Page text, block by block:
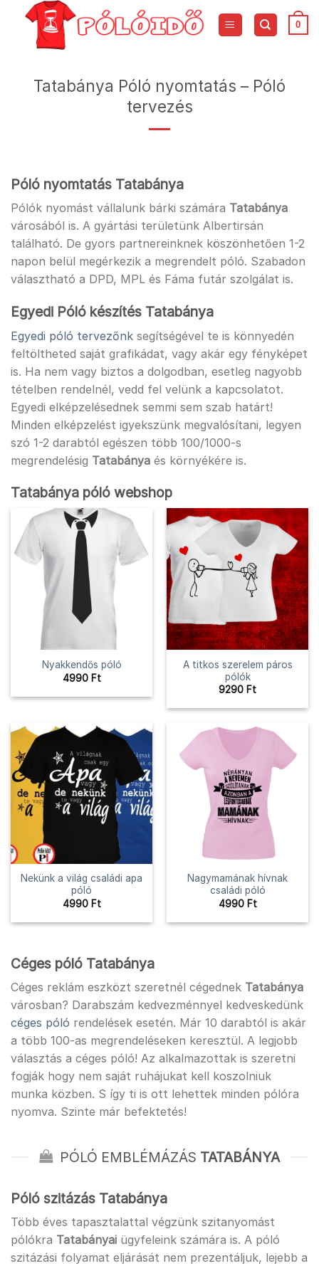
content
0
Tatabánya Póló nyomtatás – Póló
tervezés
Póló nyomtatás Tatabánya
Pólók nyomást vállalunk bárki számára Tatabánya
városából is. A gyártási területünk Albertirsán
található. De gyors partnereinknek köszönhetően 1-2
napon belül megérkezik a megrendelt póló. Szabadon
választható a DPD, MPL és Fáma futár szolgálat is.
Egyedi Póló készítés Tatabánya
Egyedi póló tervezőnk segítségével te is könnyedén
feltöltheted saját grafikádat, vagy akár egy fényképet
is. Ha nem vagy biztos a dolgodban, esetleg nagyobb
tételben rendelnél, vedd fel velünk a kapcsolatot.
Egyedi elképzelésednek semmi sem szab határt!
Minden elképzelést igyekszünk megvalósítani, legyen
szó 1-2 darabtól egészen több 100/1000-s
megrendelésig Tatabánya és környékére is.
Tatabánya póló webshop
Nyakkendős póló
4990 Ft
A titkos szerelem páros
pólók
9290 Ft
Nekünk a világ családi apa
póló
4990 Ft
Nagymamának hívnak
családi póló
4990 Ft
Céges póló Tatabánya
Céges reklám eszközt szeretnél cégednek Tatabánya
városban? Darabszám kedvezménnyel kedveskedünk
céges póló rendelések esetén. Már 10 darabtól is akár
a több 100-as megrendeléseken keresztül. A legjobb
választás a céges póló! Az alkalmazottak is szeretni
fogják hogy nem saját ruhájukat kell koszolniuk
munka közben. S így ti is ott lehettek minden pólóra
nyomva. Szinte már befektetés!
PÓLÓ EMBLÉMÁZÁS TATABÁNYA
Póló szitázás Tatabánya
Több éves tapasztalattal végzünk szitanyomást
pólókra Tatabányai ügyfeleink számára is. A póló
szitázási folyamat eljárását nem prezentáljuk, lejebb a